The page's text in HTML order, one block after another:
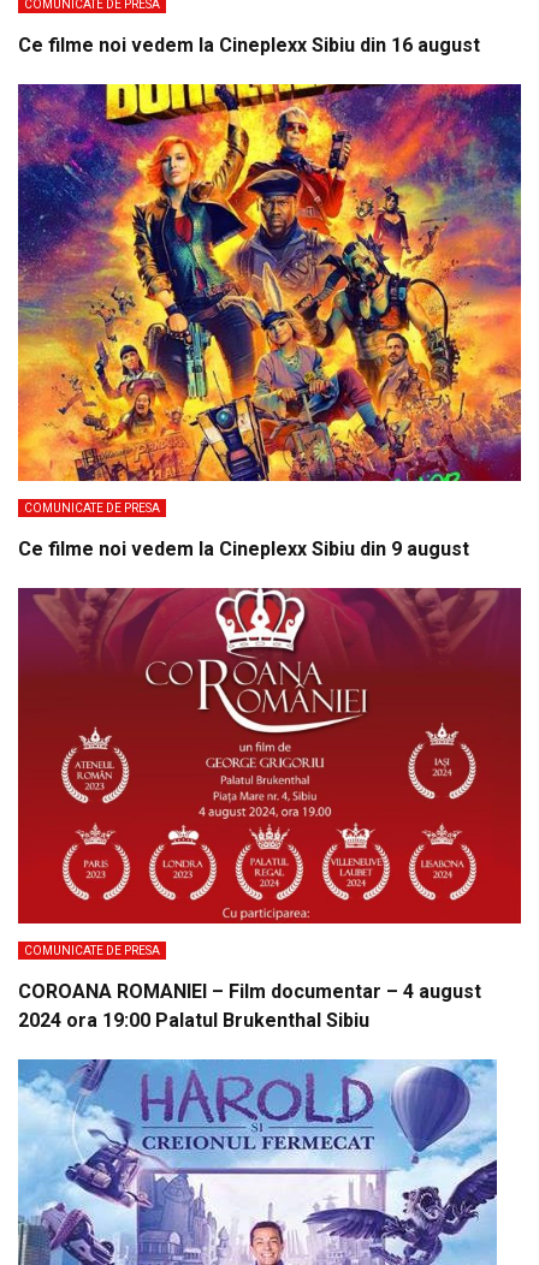
COMUNICATE DE PRESA
Ce filme noi vedem la Cineplexx Sibiu din 16 august
COMUNICATE DE PRESA
Ce filme noi vedem la Cineplexx Sibiu din 9 august
COMUNICATE DE PRESA
COROANA ROMANIEI – Film documentar – 4 august
2024 ora 19:00 Palatul Brukenthal Sibiu